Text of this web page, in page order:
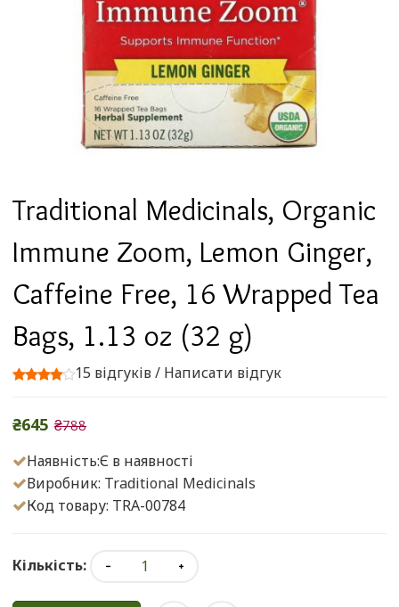
Traditional Medicinals, Organic
Immune Zoom, Lemon Ginger,
Caffeine Free, 16 Wrapped Tea
Bags, 1.13 oz (32 g)
15 відгуків/ Написати відгук
₴645 ₴788
Наявність:Є в наявності
Виробник: Traditional Medicinals
Код товару: TRA-00784
Кількість: